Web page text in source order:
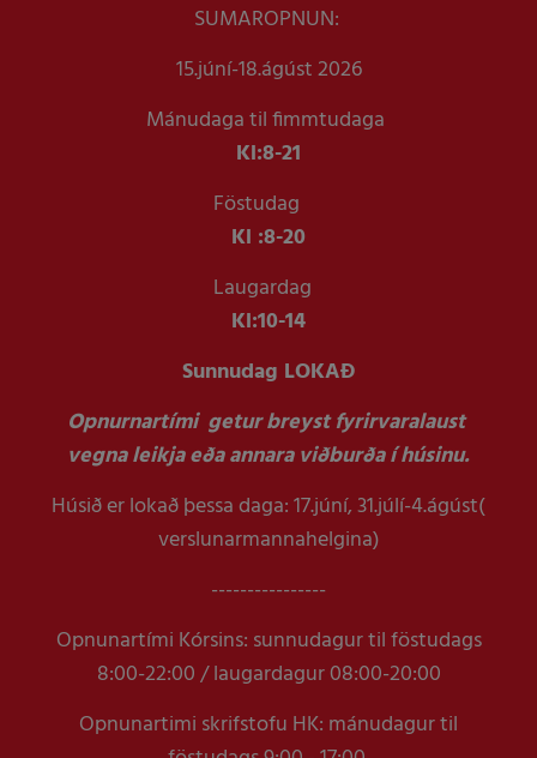
SUMAROPNUN:
15.júní-18.ágúst 2026
Mánudaga til fimmtudaga
Kl:8-21
Föstudag
Kl :8-20
Laugardag
Kl:10-14
Sunnudag LOKAÐ
Opnurnartími getur breyst fyrirvaralaust
vegna leikja eða annara viðburða í húsinu.
Húsið er lokað þessa daga: 17.júní, 31.júlí-4.ágúst(
verslunarmannahelgina)
----------------
Opnunartími Kórsins: sunnudagur til föstudags
8:00-22:00 / laugardagur 08:00-20:00
Opnunartimi skrifstofu HK: mánudagur til